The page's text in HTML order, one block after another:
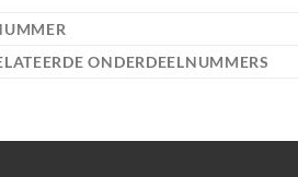
ONDERDEELNUMMERS